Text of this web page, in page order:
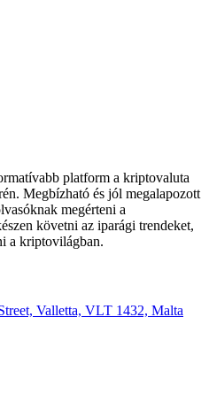
platform a kriptovaluta
Megbízható és jól megalapozott
megérteni a
követni az iparági trendeket,
a kriptovilágban.
Valletta, VLT 1432, Malta